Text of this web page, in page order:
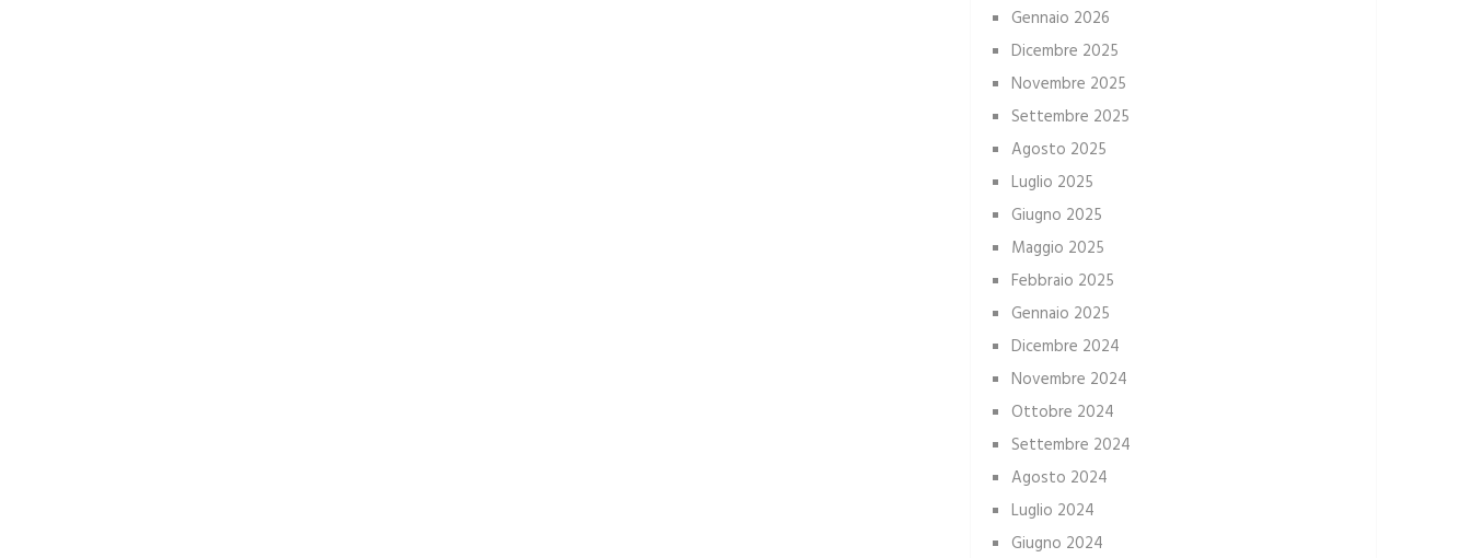
Gennaio 2026
Dicembre 2025
Novembre 2025
Settembre 2025
Agosto 2025
Luglio 2025
Giugno 2025
Maggio 2025
Febbraio 2025
Gennaio 2025
Dicembre 2024
Novembre 2024
Ottobre 2024
Settembre 2024
Agosto 2024
Luglio 2024
Giugno 2024